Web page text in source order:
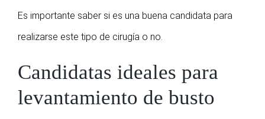
Es importante saber si es una buena candidata para
realizarse este tipo de cirugía o no.
Candidatas ideales para
levantamiento de busto